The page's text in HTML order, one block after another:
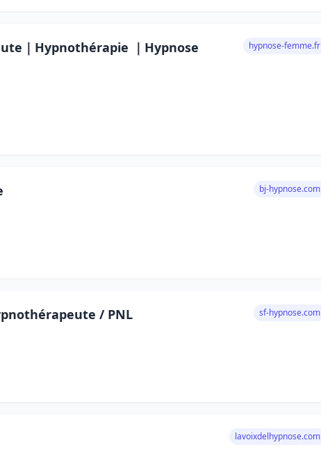
｜Hypnothérapie ｜Hypnose
hypnose-femme.fr
bj-hypnose.com
/ PNL sf-hypnose.com
lavoixdelhypnose.com